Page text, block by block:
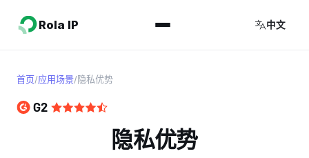
Rola IP 中文
首页/应用场景/隐私优势
隐私优势